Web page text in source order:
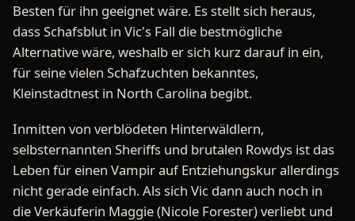
Besten für ihn geeignet wäre. Es stellt sich heraus,
dass Schafsblut in Vic's Fall die bestmögliche
Alternative wäre, weshalb er sich kurz darauf in ein,
für seine vielen Schafzuchten bekanntes,
Kleinstadtnest in North Carolina begibt.
Inmitten von verblödeten Hinterwäldlern,
selbsternannten Sheriffs und brutalen Rowdys ist das
Leben für einen Vampir auf Entziehungskur allerdings
nicht gerade einfach. Als sich Vic dann auch noch in
die Verkäuferin Maggie (Nicole Forester) verliebt und